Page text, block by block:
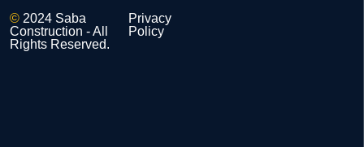
© 2024 Saba
Construction - All
Rights Reserved.
Privacy
Policy